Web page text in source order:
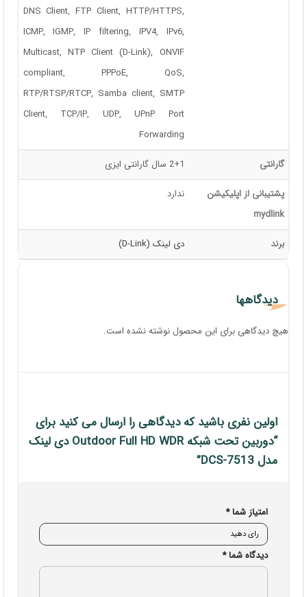
DNS Client, FTP Client, HTTP/HTTPS,
ICMP, IGMP, IP filtering, IPV4, IPv6,
Multicast, NTP Client (D-Link), ONVIF
compliant, PPPoE, QoS,
RTP/RTSP/RTCP, Samba client, SMTP
Client, TCP/IP, UDP, UPnP Port
Forwarding
گارانتی 2+1 سال گارانتی ایزی
پشتیبانی از اپلیکیشن
mydlink
ندارد
برند دی لینک (D-Link)
دیدگاهها
هیچ دیدگاهی برای این محصول نوشته نشده است.
اولین نفری باشید که دیدگاهی را ارسال می کنید برای
“دوربین تحت شبکه Outdoor Full HD WDR دی لینک
مدل DCS-7513”
امتیاز شما*
دیدگاه شما*